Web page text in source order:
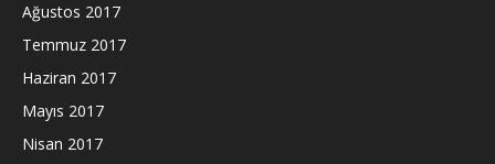
Ağustos 2017
Temmuz 2017
Haziran 2017
Mayıs 2017
Nisan 2017